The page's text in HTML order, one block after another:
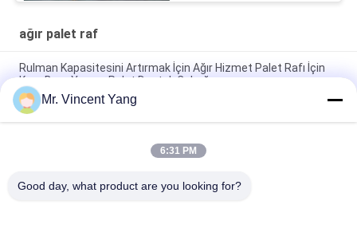
ağır palet raf
Rulman Kapasitesini Artırmak İçin Ağır Hizmet Palet Rafı İçin
Kare Boru Yapımı Palet Destek Çubuğu
Palet Destek Çubukları ile Donatılmış Her Katmanda Depo
Depolama Ağır Hizmet Palet Rafı
Endüstriyel Depo Depolama Çözümleri için AS4084 Standart
Mr. Vincent Yang
6:31 PM
Good day, what product are you looking for?